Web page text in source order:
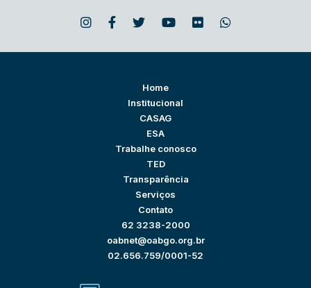
Home
Institucional
CASAG
ESA
Trabalhe conosco
TED
Transparência
Serviços
Contato
62 3238-2000
oabnet@oabgo.org.br
02.656.759/0001-52